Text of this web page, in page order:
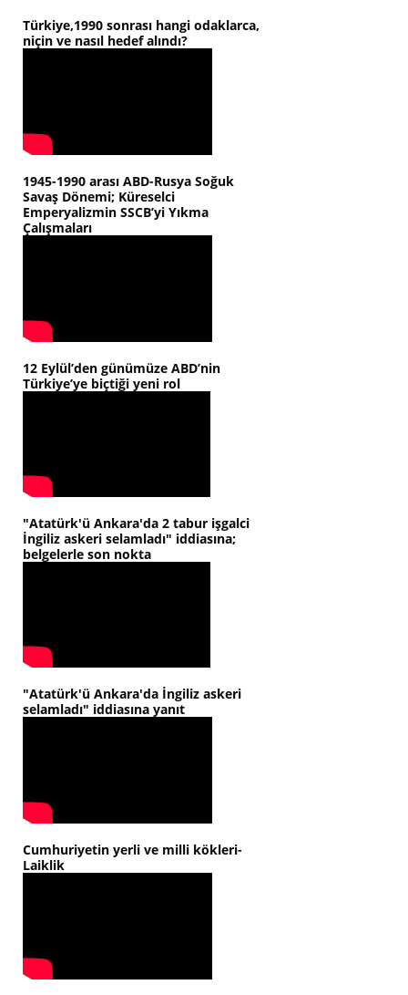
Türkiye,1990 sonrası hangi odaklarca,
niçin ve nasıl hedef alındı?
1945-1990 arası ABD-Rusya Soğuk
Savaş Dönemi; Küreselci
Emperyalizmin SSCB’yi Yıkma
Çalışmaları
12 Eylül’den günümüze ABD’nin
Türkiye’ye biçtiği yeni rol
"Atatürk'ü Ankara'da 2 tabur işgalci
İngiliz askeri selamladı" iddiasına;
belgelerle son nokta
"Atatürk'ü Ankara'da İngiliz askeri
selamladı" iddiasına yanıt
Cumhuriyetin yerli ve milli kökleri-
Laiklik